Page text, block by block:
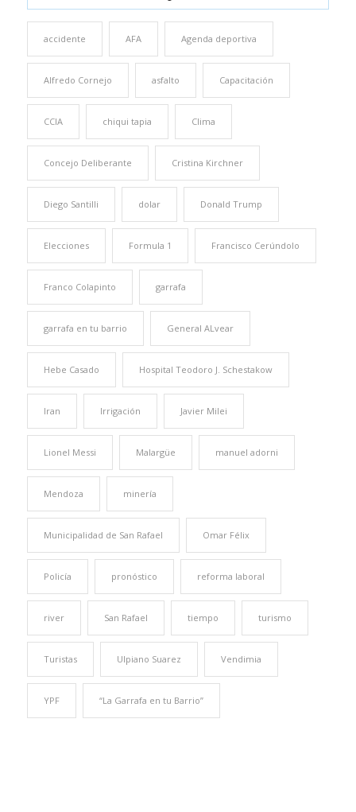
accidente AFA Agenda deportiva
Alfredo Cornejo asfalto Capacitación
CCIA chiqui tapia Clima
Concejo Deliberante Cristina Kirchner
Diego Santilli dolar Donald Trump
Elecciones Formula 1 Francisco Cerúndolo
Franco Colapinto garrafa
garrafa en tu barrio General ALvear
Hebe Casado Hospital Teodoro J. Schestakow
Iran Irrigación Javier Milei
Lionel Messi Malargüe manuel adorni
Mendoza minería
Municipalidad de San Rafael Omar Félix
Policía pronóstico reforma laboral
river San Rafael tiempo turismo
Turistas Ulpiano Suarez Vendimia
YPF “La Garrafa en tu Barrio”